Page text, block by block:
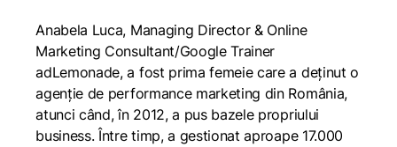
Anabela Luca, Managing Director & Online
Marketing Consultant/Google Trainer
adLemonade, a fost prima femeie care a deținut o
agenție de performance marketing din România,
atunci când, în 2012, a pus bazele propriului
business. Între timp, a gestionat aproape 17.000